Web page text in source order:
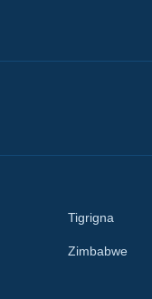
Tigrigna
Zimbabwe